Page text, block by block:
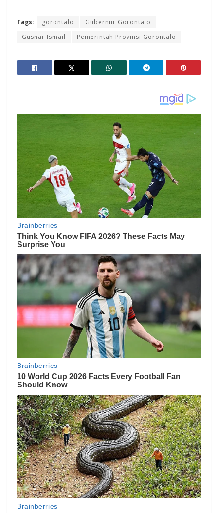
Tags: gorontalo
Gubernur Gorontalo
Gusnar Ismail
Pemerintah Provinsi Gorontalo